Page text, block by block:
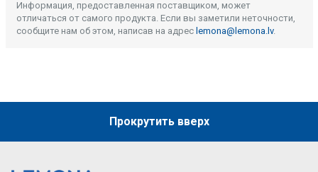
Информация, предоставленная поставщиком, может
отличаться от самого продукта. Если вы заметили неточности,
сообщите нам об этом, написав на адрес lemona@lemona.lv.
Прокрутить вверх